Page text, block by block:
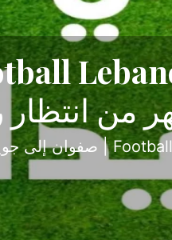
تبدأ من
والصراع في دوري